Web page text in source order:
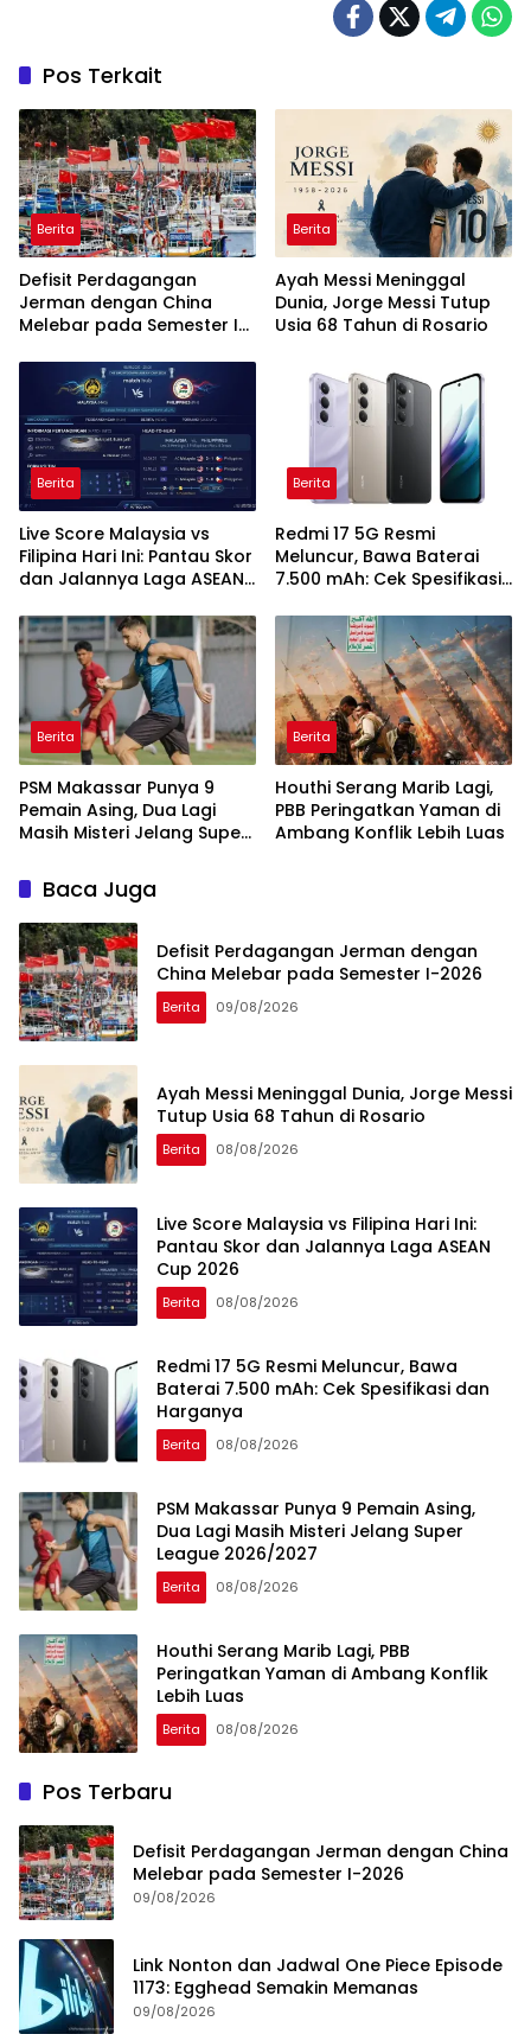
Pos Terkait
Berita
Defisit Perdagangan
Jerman dengan China
Melebar pada Semester I-
Berita
Ayah Messi Meninggal
Dunia, Jorge Messi Tutup
Usia 68 Tahun di Rosario
Berita
Live Score Malaysia vs
Filipina Hari Ini: Pantau Skor
dan Jalannya Laga ASEAN
Berita
Redmi 17 5G Resmi
Meluncur, Bawa Baterai
7.500 mAh: Cek Spesifikasi
Berita
PSM Makassar Punya 9
Pemain Asing, Dua Lagi
Masih Misteri Jelang Super
Berita
Houthi Serang Marib Lagi,
PBB Peringatkan Yaman di
Ambang Konflik Lebih Luas
Baca Juga
Defisit Perdagangan Jerman dengan
China Melebar pada Semester I-2026
Berita 09/08/2026
Ayah Messi Meninggal Dunia, Jorge Messi
Tutup Usia 68 Tahun di Rosario
Berita 08/08/2026
Live Score Malaysia vs Filipina Hari Ini:
Pantau Skor dan Jalannya Laga ASEAN
Cup 2026
Berita 08/08/2026
Redmi 17 5G Resmi Meluncur, Bawa
Baterai 7.500 mAh: Cek Spesifikasi dan
Harganya
Berita 08/08/2026
PSM Makassar Punya 9 Pemain Asing,
Dua Lagi Masih Misteri Jelang Super
League 2026/2027
Berita 08/08/2026
Houthi Serang Marib Lagi, PBB
Peringatkan Yaman di Ambang Konflik
Lebih Luas
Berita 08/08/2026
Pos Terbaru
Defisit Perdagangan Jerman dengan China
Melebar pada Semester I-2026
09/08/2026
Link Nonton dan Jadwal One Piece Episode
1173: Egghead Semakin Memanas
09/08/2026